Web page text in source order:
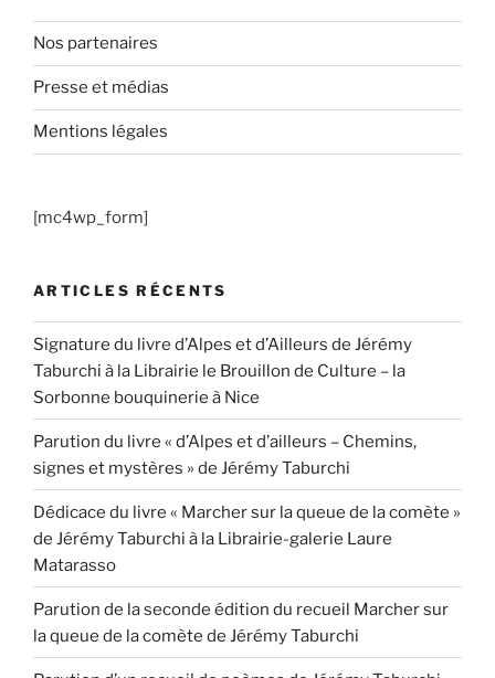
Nos partenaires
Presse et médias
Mentions légales
[mc4wp_form]
ARTICLES RÉCENTS
Signature du livre d’Alpes et d’Ailleurs de Jérémy
Taburchi à la Librairie le Brouillon de Culture – la
Sorbonne bouquinerie à Nice
Parution du livre « d’Alpes et d’ailleurs – Chemins,
signes et mystères » de Jérémy Taburchi
Dédicace du livre « Marcher sur la queue de la comète »
de Jérémy Taburchi à la Librairie-galerie Laure
Matarasso
Parution de la seconde édition du recueil Marcher sur
la queue de la comète de Jérémy Taburchi